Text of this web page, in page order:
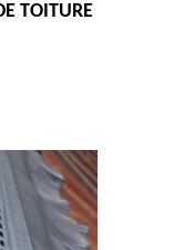
TOITURE